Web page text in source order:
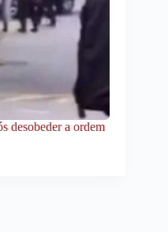
desobeder a ordem